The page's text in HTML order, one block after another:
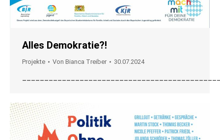
Alles Demokratie?!
Projekte Von Bianca Treiber 30.07.2024